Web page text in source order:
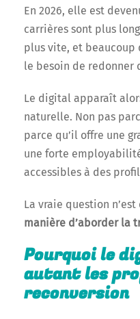
En 2026, elle est
carrières sont plus
plus vite, et beaucoup
le besoin de redonner
Le digital apparaît
naturelle. Non pas
parce qu’il offre une
une forte
accessibles à des
La vraie question n’est
manière d’aborder la
Pourquoi le
autant les
reconversion